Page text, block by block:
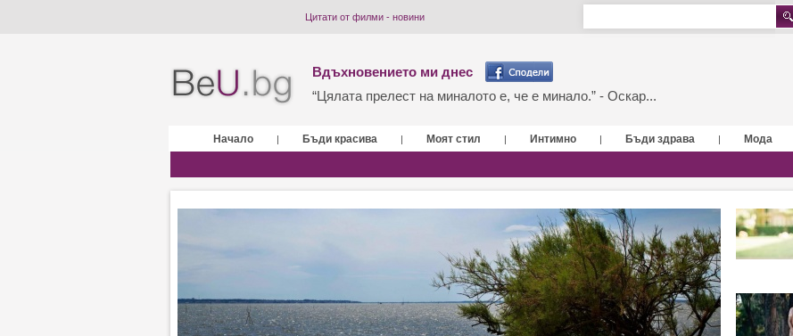
Цитати от филми - новини
Вдъхновението ми днес
“Цялата прелест на миналото е, че е минало.” - Оскар...
Начало | Бъди красива | Моят стил | Интимно | Бъди здрава | Мода